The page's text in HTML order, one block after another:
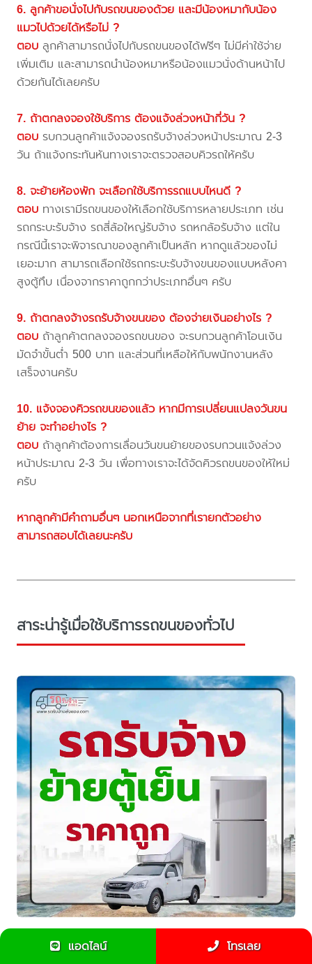
6. ลูกค้าขอนั่งไปกับรถขนของด้วย และมีน้องหมากับน้อง
แมวไปด้วยได้หรือไม่ ?
ตอบ ลูกค้าสามารถนั่งไปกับรถขนของได้ฟรีๆ ไม่มีค่าใช้จ่าย
เพิ่มเติม และสามารถนำน้องหมาหรือน้องแมวนั่งด้านหน้าไป
ด้วยกันได้เลยครับ
7. ถ้าตกลงจองใช้บริการ ต้องแจ้งล่วงหน้ากี่วัน ?
ตอบ รบกวนลูกค้าแจ้งจองรถรับจ้างล่วงหน้าประมาณ 2-3
วัน ถ้าแจ้งกระทันหันทางเราจะตรวจสอบคิวรถให้ครับ
8. จะย้ายห้องพัก จะเลือกใช้บริการรถแบบไหนดี ?
ตอบ ทางเรามีรถขนของให้เลือกใช้บริการหลายประเภท เช่น
รถกระบะรับจ้าง รถสี่ล้อใหญ่รับจ้าง รถหกล้อรับจ้าง แต่ใน
กรณีนี้เราจะพิจารณาของลูกค้าเป็นหลัก หากดูแล้วของไม่
เยอะมาก สามารถเลือกใช้รถกระบะรับจ้างขนของแบบหลังคา
สูงตู้ทึบ เนื่องจากราคาถูกกว่าประเภทอื่นๆ ครับ
9. ถ้าตกลงจ้างรถรับจ้างขนของ ต้องจ่ายเงินอย่างไร ?
ตอบ ถ้าลูกค้าตกลงจองรถขนของ จะรบกวนลูกค้าโอนเงิน
มัดจำขั้นต่ำ 500 บาท และส่วนที่เหลือให้กับพนักงานหลัง
เสร็จงานครับ
10. แจ้งจองคิวรถขนของแล้ว หากมีการเปลี่ยนแปลงวันขน
ย้าย จะทำอย่างไร ?
ตอบ ถ้าลูกค้าต้องการเลื่อนวันขนย้ายของรบกวนแจ้งล่วง
หน้าประมาณ 2-3 วัน เพื่อทางเราจะได้จัดคิวรถขนของให้ใหม่
ครับ
หากลูกค้ามีคำถามอื่นๆ นอกเหนือจากที่เรายกตัวอย่าง
สามารถสอบได้เลยนะครับ
สาระน่ารู้เมื่อใช้บริการรถขนของทั่วไป
รถรับจ้างย้ายตู้เย็นราคาถูก บริการปลอดภัย พร้อมทีมงาน
แอดไลน์ โทรเลย